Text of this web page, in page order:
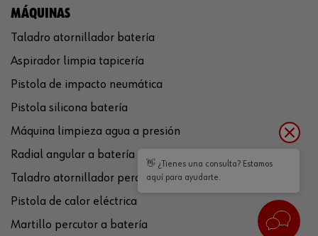
MÁQUINAS
Taladro atornillador batería
Aspirador limpia tapicería
Pistola de impacto neumática
Pistola silicona batería
Máquina limpieza agua a presión
Radial angular a batería
Taladro atornillador percutor a batería
Pistola de calor eléctrica
Martillo percutor a batería
👋 ¿Tienes una consulta? Estamos
aquí para ayudarte.